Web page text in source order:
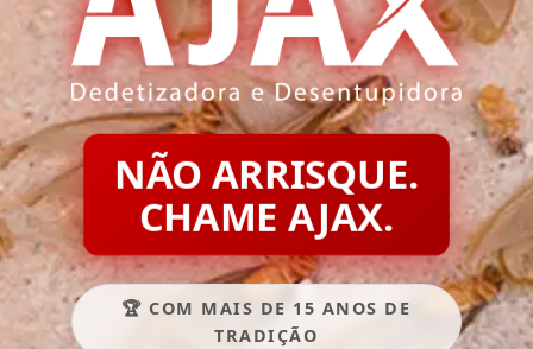
NÃO ARRISQUE.
CHAME AJAX.
🏆 COM MAIS DE 15 ANOS DE
TRADIÇÃO